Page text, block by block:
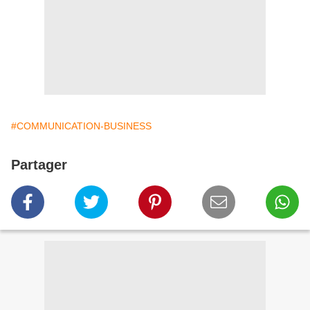
#COMMUNICATION-BUSINESS
Partager